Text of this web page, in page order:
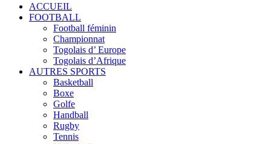
ACCUEIL
FOOTBALL
Football féminin
Championnat
Togolais d’ Europe
Togolais d’Afrique
AUTRES SPORTS
Basketball
Boxe
Golfe
Handball
Rugby
Tennis